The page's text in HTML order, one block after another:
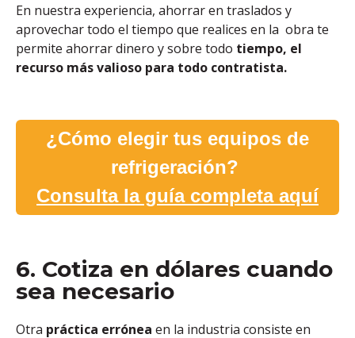
En nuestra experiencia, ahorrar en traslados y
aprovechar todo el tiempo que realices en la obra te
permite ahorrar dinero y sobre todo tiempo, el
recurso más valioso para todo contratista.
¿Cómo elegir tus equipos de
refrigeración?
Consulta la guía completa aquí
6. Cotiza en dólares cuando
sea necesario
Otra práctica errónea en la industria consiste en